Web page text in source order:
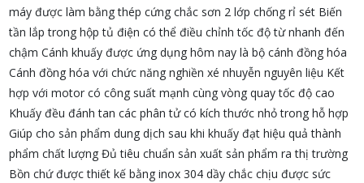
máy được làm bằng thép cứng chắc sơn 2 lớp chống rỉ sét Biến
tần lắp trong hộp tủ điện có thể điều chỉnh tốc độ từ nhanh đến
chậm Cánh khuấy được ứng dụng hôm nay là bộ cánh đồng hóa
Cánh đồng hóa với chức năng nghiền xé nhuyễn nguyên liệu Kết
hợp với motor có công suất mạnh cùng vòng quay tốc độ cao
Khuấy đều đánh tan các phân tử có kích thước nhỏ trong hỗ hợp
Giúp cho sản phẩm dung dịch sau khi khuấy đạt hiệu quả thành
phẩm chất lượng Đủ tiêu chuẩn sản xuất sản phẩm ra thị trường
Bồn chứ được thiết kế bằng inox 304 dầy chắc chịu được sức